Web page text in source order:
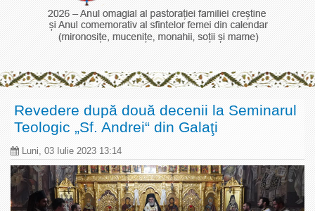
Revedere după două decenii la Seminarul
Teologic „Sf. Andrei“ din Galaţi
Luni, 03 Iulie 2023 13:14